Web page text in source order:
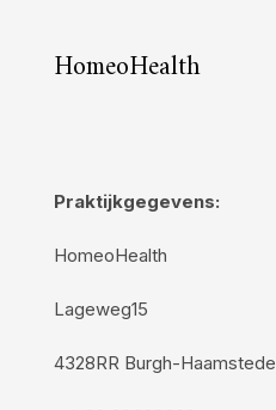
HomeoHealth
Praktijkgegevens:
HomeoHealth
Lageweg15
4328RR Burgh-Haamstede